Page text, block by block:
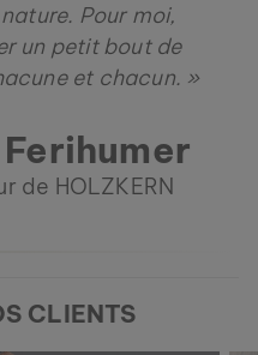
Pour moi,
un petit bout de
et chacun. »
de HOLZKERN
CLIENTS